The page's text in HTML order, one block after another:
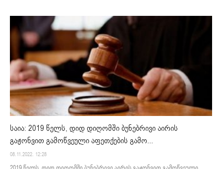
საია: 2019 წელს, დიდ დიღომში ბუნებრივი აირის
გაჟონვით გამოწვეული აფეთქების გამო...
08.11.2022. 12:28